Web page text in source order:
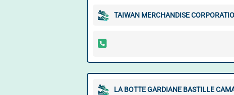
TAIWAN MERCHANDISE
LA BOTTE GARDIANE BASTILLE